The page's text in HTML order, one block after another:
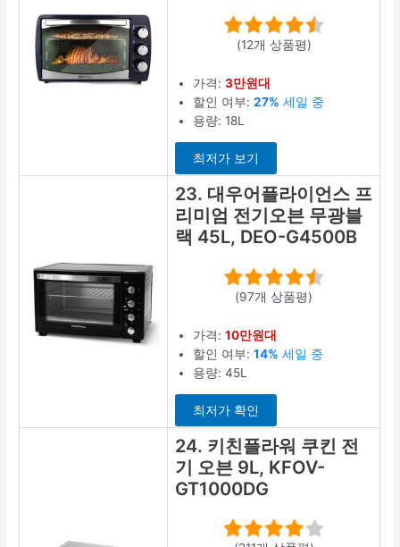
(12개 상품평)
가격:3만원대
할인 여부:27% 세일 중
용량: 18L
최저가 보기
23. 대우어플라이언스 프
리미엄 전기오븐 무광블
랙 45L, DEO-G4500B
(97개 상품평)
가격:10만원대
할인 여부:14% 세일 중
용량: 45L
최저가 확인
24. 키친플라워 쿠킨 전
기 오븐 9L, KFOV-
GT1000DG